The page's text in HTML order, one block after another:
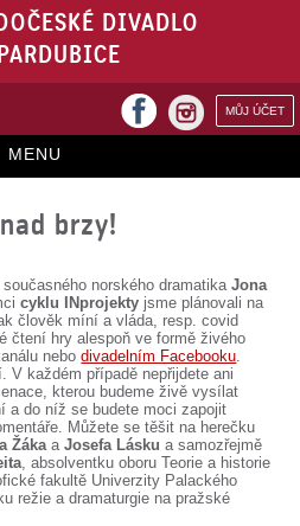
DIVADLO
MŮJ ÚČET
facebook
MENU
DIVADLE
brzy!
současného norského dramatikaJona
cyklu INprojekty jsme plánovali na
člověk míní a vláda, resp. covid
čtení hry alespoň ve formě živého
nebodivadelním Facebooku.
V každém případě nepřijdete ani
kterou budeme živě vysílat
a do níž se budete moci zapojit
Můžete se těšit na herečku
ŽákaaJosefa Lásku a samozřejmě
, absolventku oboru Teorie a historie
fakultě Univerzity Palackého
režie a dramaturgie na pražské